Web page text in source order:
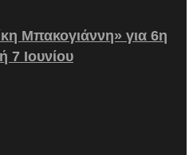
Μπακογιάννη» για 6η
7 Ιουνίου